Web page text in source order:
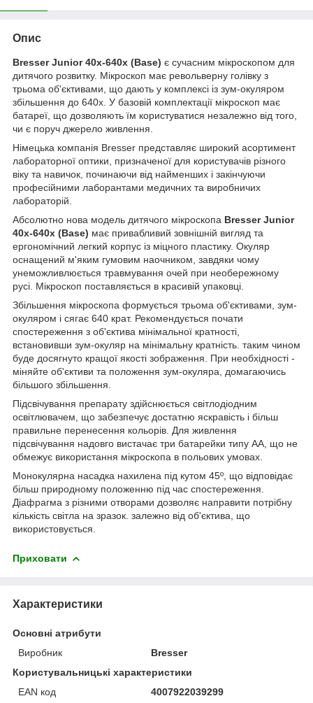
Опис
Bresser Junior 40x-640x (Base) є сучасним мікроскопом для
дитячого розвитку. Мікроскоп має револьверну голівку з
трьома об'єктивами, що дають у комплексі із зум-окуляром
збільшення до 640х. У базовій комплектації мікроскоп має
батареї, що дозволяють їм користуватися незалежно від того,
чи є поруч джерело живлення.
Німецька компанія Bresser представляє широкий асортимент
лабораторної оптики, призначеної для користувачів різного
віку та навичок, починаючи від найменших і закінчуючи
професійними лаборантами медичних та виробничих
лабораторій.
Абсолютно нова модель дитячого мікроскопа Bresser Junior
40x-640x (Base) має привабливий зовнішній вигляд та
ергономічний легкий корпус із міцного пластику. Окуляр
оснащений м'яким гумовим наочником, завдяки чому
унеможливлюється травмування очей при необережному
русі. Мікроскоп поставляється в красивій упаковці.
Збільшення мікроскопа формується трьома об'єктивами, зум-
окуляром і сягає 640 крат. Рекомендується почати
спостереження з об'єктива мінімальної кратності,
встановивши зум-окуляр на мінімальну кратність. таким чином
буде досягнуто кращої якості зображення. При необхідності -
міняйте об'єктиви та положення зум-окуляра, домагаючись
більшого збільшення.
Підсвічування препарату здійснюється світлодіодним
освітлювачем, що забезпечує достатню яскравість і більш
правильне перенесення кольорів. Для живлення
підсвічування надовго вистачає три батарейки типу АА, що не
обмежує використання мікроскопа в польових умовах.
Монокулярна насадка нахилена під кутом 45º, що відповідає
більш природному положенню під час спостереження.
Діафрагма з різними отворами дозволяє направити потрібну
кількість світла на зразок. залежно від об'єктива, що
використовується.
Приховати
Характеристики
Основні атрибути
Виробник
Bresser
Користувальницькі характеристики
EAN код
4007922039299